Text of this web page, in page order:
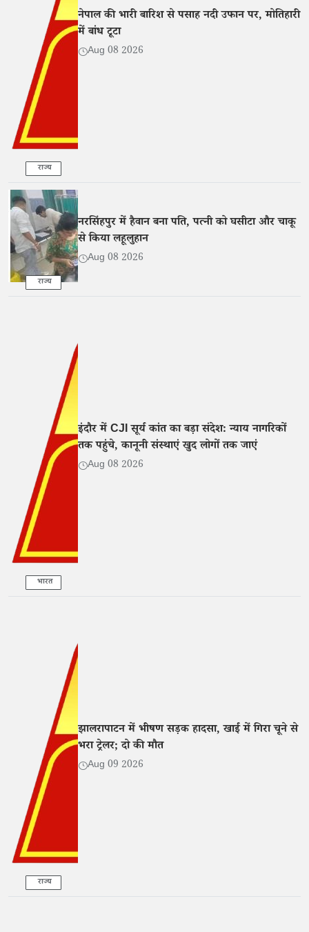
राज्य
नेपाल की भारी बारिश से पसाह नदी उफान पर, मोतिहारी
में बांध टूटा
Aug 08 2026
राज्य
नरसिंहपुर में हैवान बना पति, पत्नी को घसीटा और चाकू
से किया लहूलुहान
Aug 08 2026
भारत
इंदौर में CJI सूर्य कांत का बड़ा संदेश: न्याय नागरिकों
तक पहुंचे, कानूनी संस्थाएं खुद लोगों तक जाएं
Aug 08 2026
राज्य
झालरापाटन में भीषण सड़क हादसा, खाई में गिरा चूने से
भरा ट्रेलर; दो की मौत
Aug 09 2026